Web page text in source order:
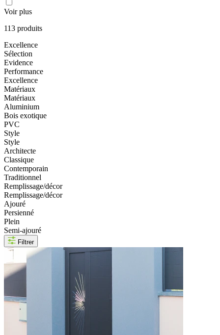
Voir plus
113 produits
Excellence
Sélection
Evidence
Performance
Excellence
Matériaux
Matériaux
Aluminium
Bois exotique
PVC
Style
Style
Architecte
Classique
Contemporain
Traditionnel
Remplissage/décor
Remplissage/décor
Ajouré
Persienné
Plein
Semi-ajouré
Filtrer